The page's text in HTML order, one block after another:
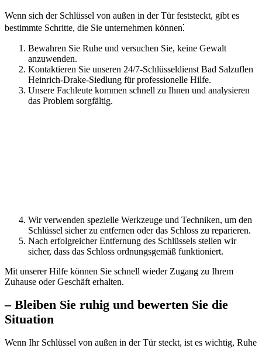
Wenn sich der Schlüssel von außen in der Tür feststeckt, gibt es
bestimmte Schritte, die Sie unternehmen können⁚
Bewahren Sie Ruhe und versuchen Sie, keine Gewalt
anzuwenden.​
Kontaktieren Sie unseren 24/7-Schlüsseldienst Bad Salzuflen
Heinrich-Drake-Siedlung für professionelle Hilfe.​
Unsere Fachleute kommen schnell zu Ihnen und analysieren
das Problem sorgfältig.​
Wir verwenden spezielle Werkzeuge und Techniken, um den
Schlüssel sicher zu entfernen oder das Schloss zu reparieren.​
Nach erfolgreicher Entfernung des Schlüssels stellen wir
sicher, dass das Schloss ordnungsgemäß funktioniert.
Mit unserer Hilfe können Sie schnell wieder Zugang zu Ihrem
Zuhause oder Geschäft erhalten.​
– Bleiben Sie ruhig und bewerten Sie die
Situation
Wenn Ihr Schlüssel von außen in der Tür steckt, ist es wichtig, Ruhe